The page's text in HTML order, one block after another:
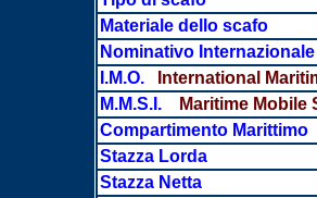
Materiale dello scafo
Nominativo Internazionale
I.M.O.
International
M.M.S.I.
Maritime Mobile
Compartimento Marittimo
Stazza Lorda
Stazza Netta